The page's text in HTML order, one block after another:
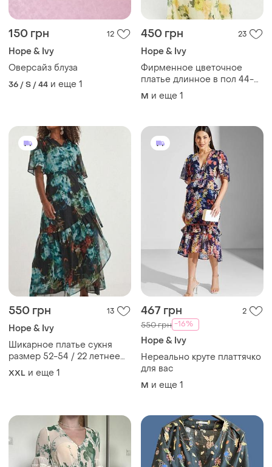
150 грн 12
Hope & Ivy
Оверсайз блуза
36 / S / 44 и еще 1
450 грн 23
Hope & Ivy
Фирменное цветочное
платье длинное в пол 44-
46р
M и еще 1
550 грн 13
Hope & Ivy
Шикарное платье сукня
размер 52-54 / 22 летнее
на запах новое hope & ivy
XXL и еще 1
467 грн 2
550 грн -16%
Hope & Ivy
Нереально круте платтячко
для вас
M и еще 1